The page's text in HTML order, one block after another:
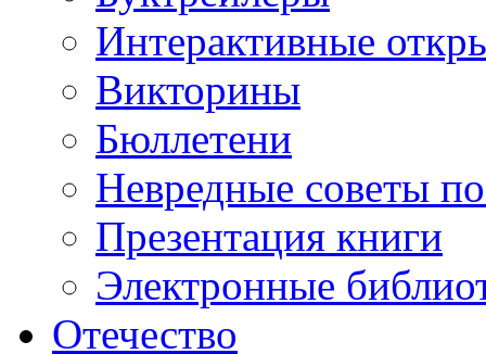
Интерактивные
Викторины
Бюллетени
Невредные советы
Презентация книги
Электронные
Отечество